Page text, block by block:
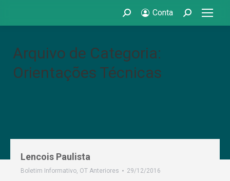
Search: Conta Search:
Arquivo de Categoria:
Orientações Técnicas
Lencois Paulista
Boletim Informativo, OT Anteriores 29/12/2016